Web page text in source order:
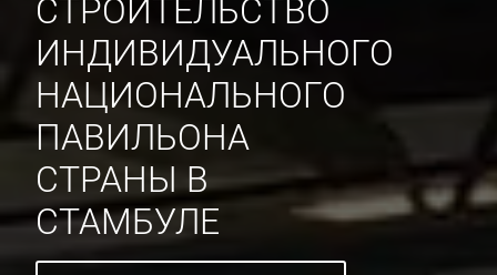
СТРОИТЕЛЬСТВО
ИНДИВИДУАЛЬНОГО
НАЦИОНАЛЬНОГО
ПАВИЛЬОНА
СТРАНЫ В
СТАМБУЛЕ